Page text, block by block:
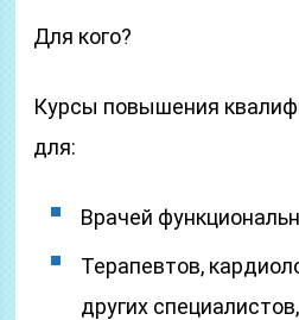
Для кого?
Курсы повышения
для:
Врачей
Терапевтов,
других